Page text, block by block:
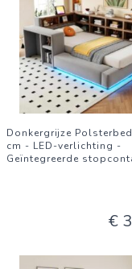
Donkergrijze
cm - LED-verlichting -
Geïntegreerde
€